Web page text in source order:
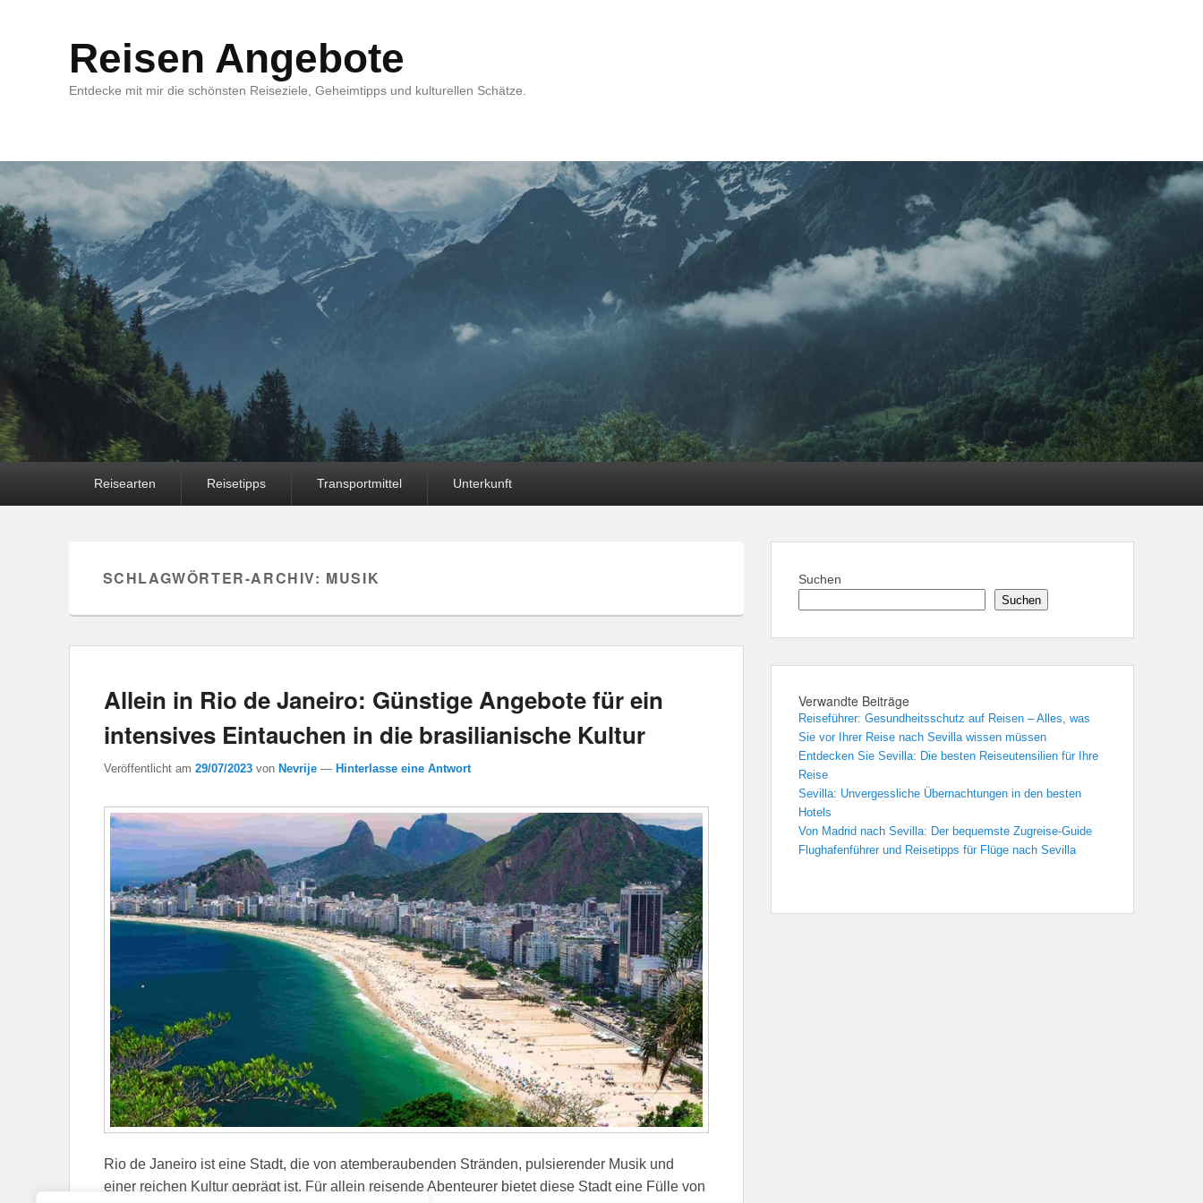
Reisen Angebote
Entdecke mit mir die schönsten Reiseziele, Geheimtipps und kulturellen Schätze.
Reisearten Reisetipps Transportmittel Unterkunft
SCHLAGWÖRTER-ARCHIV: MUSIK
Allein in Rio de Janeiro: Günstige Angebote für ein
intensives Eintauchen in die brasilianische Kultur
Veröffentlicht am 29/07/2023 von Nevrije — Hinterlasse eine Antwort
Rio de Janeiro ist eine Stadt, die von atemberaubenden Stränden, pulsierender Musik und
einer reichen Kultur geprägt ist. Für allein reisende Abenteurer bietet diese Stadt eine Fülle von
Suchen
Suchen
Verwandte Beiträge
Reiseführer: Gesundheitsschutz auf Reisen – Alles, was
Sie vor Ihrer Reise nach Sevilla wissen müssen
Entdecken Sie Sevilla: Die besten Reiseutensilien für Ihre
Reise
Sevilla: Unvergessliche Übernachtungen in den besten
Hotels
Von Madrid nach Sevilla: Der bequemste Zugreise-Guide
Flughafenführer und Reisetipps für Flüge nach Sevilla